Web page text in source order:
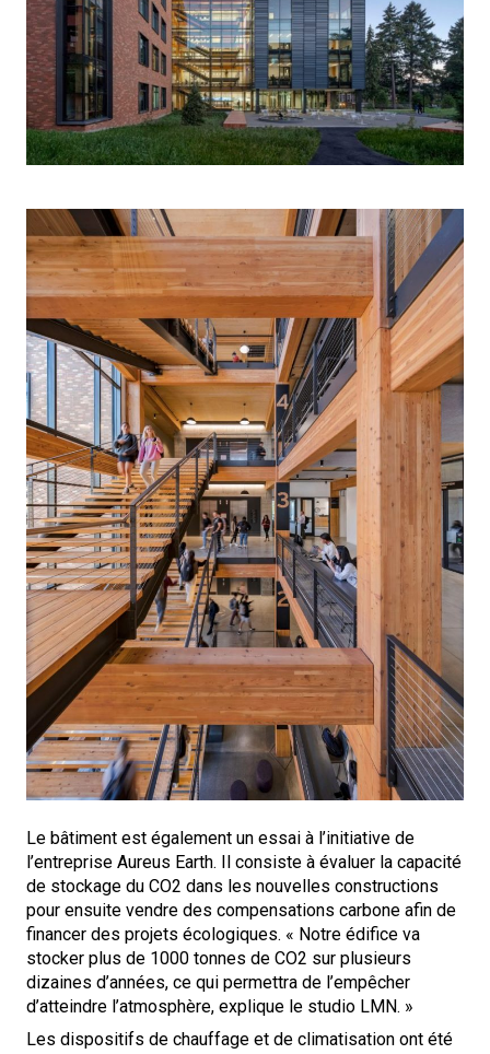
Le bâtiment est également un essai à l’initiative de
l’entreprise Aureus Earth. Il consiste à évaluer la capacité
de stockage du CO2 dans les nouvelles constructions
pour ensuite vendre des compensations carbone afin de
financer des projets écologiques. « Notre édifice va
stocker plus de 1000 tonnes de CO2 sur plusieurs
dizaines d’années, ce qui permettra de l’empêcher
d’atteindre l’atmosphère, explique le studio LMN. »
Les dispositifs de chauffage et de climatisation ont été